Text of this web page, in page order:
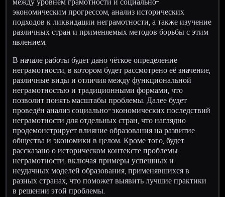
экономическим прогрессом, анализ исторических
подходов к ликвидации неграмотности, а также изучение
различных стран и применяемых методов борьбы с этим
явлением.
В начале работы будет дано чёткое определение
неграмотности, в котором будет рассмотрено её значение,
различные виды и отличия между функциональной
неграмотностью и традиционными формами, что
позволит понять масштабы проблемы. Далее будет
проведён анализ социально-экономических последствий
неграмотности для отдельных стран, что наглядно
продемонстрирует влияние образования на развитие
общества и экономики в целом. Кроме того, будет
рассказано о историческом контексте проблемы
неграмотности, включая примеры успешных и
неудачных моделей образования, применявшихся в
разных странах, что поможет выявить лучшие практики
в решении этой проблемы.